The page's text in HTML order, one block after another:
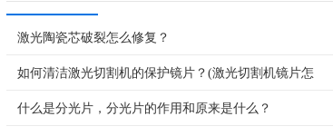
激光陶瓷芯破裂怎么修复？
如何清洁激光切割机的保护镜片？(激光切割机镜片怎
么清洗)
什么是分光片，分光片的作用和原来是什么？